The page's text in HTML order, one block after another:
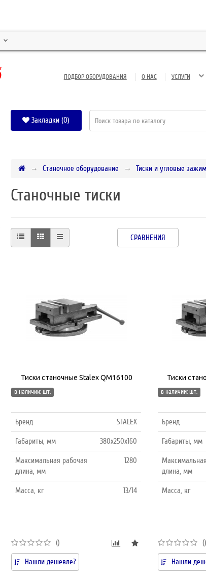
ПОДБОР ОБОРУДОВАНИЯ О НАС УСЛУГИ
Закладки (0)
Станочное оборудование Тиски и угловые
Станочные тиски
СРАВНЕНИЯ
Тиски станочные Stalex QM16100
в наличии: шт.
Бренд STALEX
Габариты, мм 380х250х160
Максимальная рабочая
длина, мм
1280
Масса, кг 13/14
()
Нашли дешевле?
Тиски
в наличии: шт.
Бренд
Габариты, мм
длина, мм
Масса, кг
()
Нашли